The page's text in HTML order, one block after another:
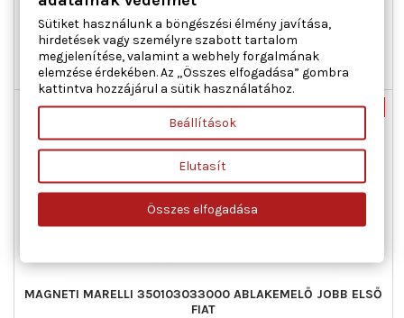
29 151 Ft
Normál
ár
64 781 Ft
 Kosárba Bővebben
Utolsó tételek a raktáron
-20%
MAGNETI MARELLI 350103033000 ABLAKEMELŐ JOBB ELSŐ
FIAT
Sütiket használunk a böngészési élmény javítása,
hirdetések vagy személyre szabott tartalom
megjelenítése, valamint a webhely forgalmának
elemzése érdekében. Az „Összes elfogadása” gombra
kattintva hozzájárul a sütik használatához.
Beállítások
Elutasít
Összes elfogadása